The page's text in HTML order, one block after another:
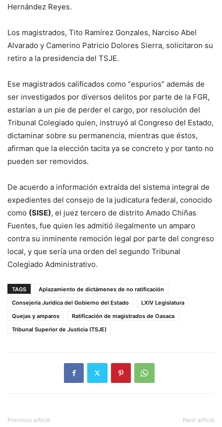
Hernández Reyes.
Los magistrados, Tito Ramírez Gonzales, Narciso Abel
Alvarado y Camerino Patricio Dolores Sierra, solicitaron su
retiro a la presidencia del TSJE.
Ese magistrados calificados como “espurios” además de
ser investigados por diversos delitos por parte de la FGR,
estarían a un pie de perder el cargo, por resolución del
Tribunal Colegiado quien, instruyó al Congreso del Estado,
dictaminar sobre su permanencia, mientras que éstos,
afirman que la elección tacita ya se concreto y por tanto no
pueden ser removidos.
De acuerdo a información extraída del sistema integral de
expedientes del consejo de la judicatura federal, conocido
como (SISE), el juez tercero de distrito Amado Chiñas
Fuentes, fue quien les admitió ilegalmente un amparo
contra su inminente remoción legal por parte del congreso
local, y que sería una orden del segundo Tribunal
Colegiado Administrativo.
TAGS
Aplazamiento de dictámenes de no ratificación
Consejería Jurídica del Gobierno del Estado
LXIV Legislatura
Quejas y amparos
Ratificación de magistrados de Oaxaca
Tribunal Superior de Justicia (TSJE)
Previous article Next article